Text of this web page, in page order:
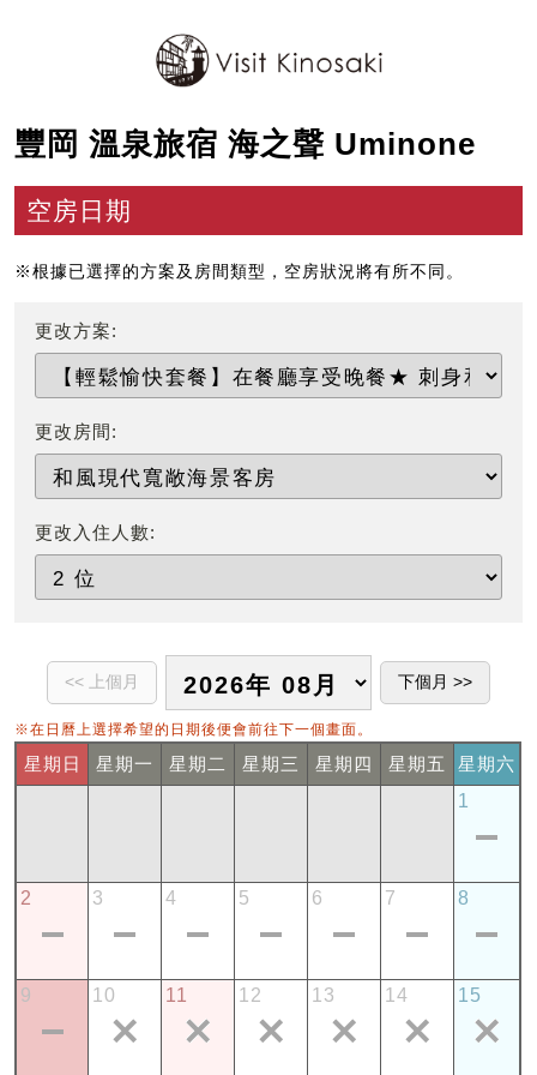
豐岡 溫泉旅宿 海之聲 Uminone
空房日期
※根據已選擇的方案及房間類型，空房狀況將有所不同。
更改方案:
更改房間:
更改入住人數:
※在日曆上選擇希望的日期後便會前往下一個畫面。
星期日 星期一 星期二 星期三 星期四 星期五
星期六
1
2 3 4 5 6 7 8
9 10 11 12 13 14 15